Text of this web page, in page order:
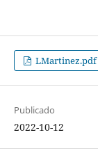
LMartinez.pdf
Publicado
2022-10-12